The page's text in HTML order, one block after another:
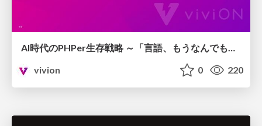
AI時代のPHPer生存戦略 ～「言語、もうなんでもよくない？」に本気で向き合う～
vivion
0 220